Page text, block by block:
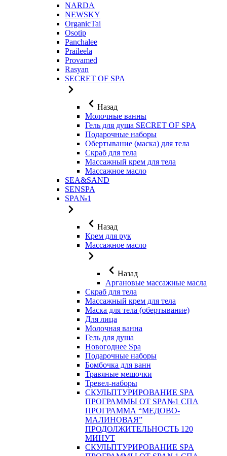
NARDA
NEWSKY
OrganicTai
Osotip
Panchalee
Praileela
Provamed
Rasyan
SECRET OF SPA
Назад
Молочные ванны
Гель для душа SECRET OF SPA
Подарочные наборы
Обертывание (маска) для тела
Скраб для тела
Массажный крем для тела
Массажное масло
SEA&SAND
SENSPA
SPA№1
Назад
Крем для рук
Массажное масло
Назад
Аргановые массажные масла
Скраб для тела
Массажный крем для тела
Маска для тела (обертывание)
Для лица
Молочная ванна
Гель для душа
Новогоднее Spa
Подарочные наборы
Бомбочка для ванн
Травяные мешочки
Тревел-наборы
СКУЛЬПТУРИРОВАНИЕ SPA
ПРОГРАММЫ ОТ SPA№1 СПА
ПРОГРАММА “МЕДОВО-
МАЛИНОВАЯ”
ПРОДОЛЖИТЕЛЬНОСТЬ 120
МИНУТ
СКУЛЬПТУРИРОВАНИЕ SPA